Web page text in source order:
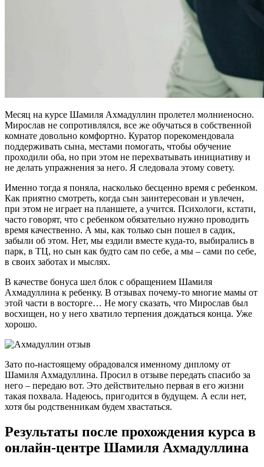
Месяц на курсе Шамиля Ахмадуллин пролетел молниеносно.
Мирослав не сопротивлялся, все же обучаться в собственной
комнате довольно комфортно. Куратор порекомендовала
поддерживать сына, местами помогать, чтобы обучение
проходили оба, но при этом не перехватывать инициативу и
не делать упражнения за него. Я следовала этому совету.
Именно тогда я поняла, насколько бесценно время с ребенком.
Как приятно смотреть, когда сын заинтересован и увлечен,
при этом не играет на планшете, а учится. Психологи, кстати,
часто говорят, что с ребенком обязательно нужно проводить
время качественно. А мы, как только сын пошел в садик,
забыли об этом. Нет, мы ездили вместе куда-то, выбирались в
парк, в ТЦ, но сын как будто сам по себе, а мы – сами по себе,
в своих заботах и мыслях.
В качестве бонуса шел блок с обращением Шамиля
Ахмадуллина к ребенку. В отзывах почему-то многие мамы от
этой части в восторге… Не могу сказать, что Мирослав был
восхищен, но у него хватило терпения дождаться конца. Уже
хорошо.
Зато по-настоящему обрадовался именному диплому от
Шамиля Ахмадуллина. Просил в отзыве передать спасибо за
него – передаю вот. Это действительно первая в его жизни
такая похвала. Надеюсь, пригодится в будущем. А если нет,
хотя бы родственникам будем хвастаться.
Результаты после прохождения курса в
онлайн-центре Шамиля Ахмадуллина